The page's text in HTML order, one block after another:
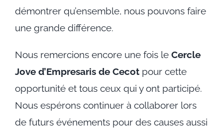
démontrer qu’ensemble, nous pouvons faire
une grande différence.
Nous remercions encore une fois le Cercle
Jove d’Empresaris de Cecotpour cette
opportunité et tous ceux qui y ont participé.
Nous espérons continuer à collaborer lors
de futurs événements pour des causes aussi